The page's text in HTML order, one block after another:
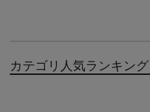
ジュアルウェア
カテゴリ人気ランキング